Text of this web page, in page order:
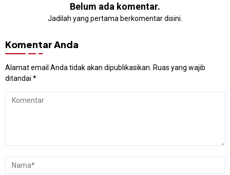
Belum ada komentar.
Jadilah yang pertama berkomentar disini.
Komentar Anda
Alamat email Anda tidak akan dipublikasikan. Ruas yang wajib
ditandai *